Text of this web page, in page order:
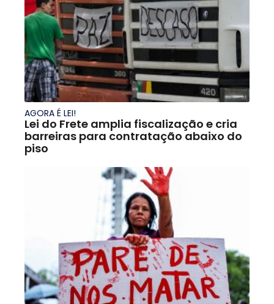
AGORA É LEI!
Lei do Frete amplia fiscalização e cria
barreiras para contratação abaixo do
piso